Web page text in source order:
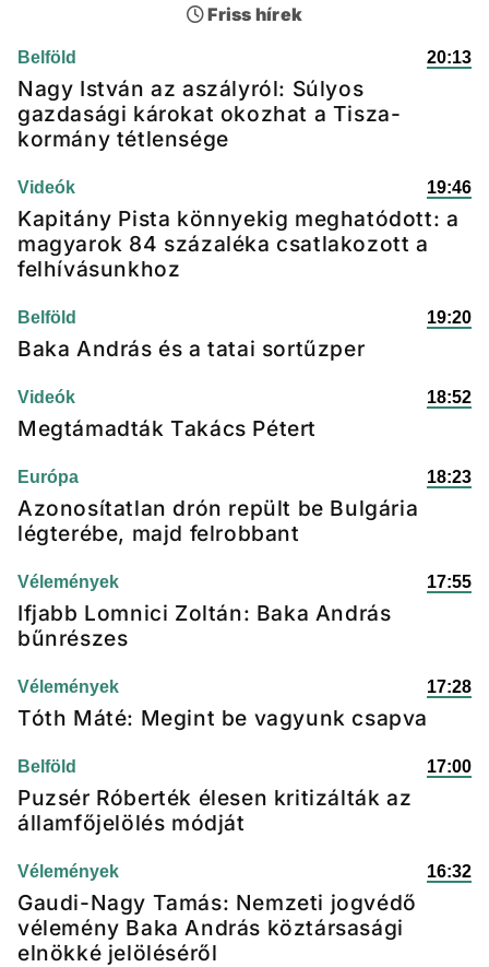
Friss hírek
Belföld 20:13
Nagy István az aszályról: Súlyos
gazdasági károkat okozhat a Tisza-
kormány tétlensége
Videók 19:46
Kapitány Pista könnyekig meghatódott: a
magyarok 84 százaléka csatlakozott a
felhívásunkhoz
Belföld 19:20
Baka András és a tatai sortűzper
Videók 18:52
Megtámadták Takács Pétert
Európa 18:23
Azonosítatlan drón repült be Bulgária
légterébe, majd felrobbant
Vélemények 17:55
Ifjabb Lomnici Zoltán: Baka András
bűnrészes
Vélemények 17:28
Tóth Máté: Megint be vagyunk csapva
Belföld 17:00
Puzsér Róberték élesen kritizálták az
államfőjelölés módját
Vélemények 16:32
Gaudi-Nagy Tamás: Nemzeti jogvédő
vélemény Baka András köztársasági
elnökké jelöléséről